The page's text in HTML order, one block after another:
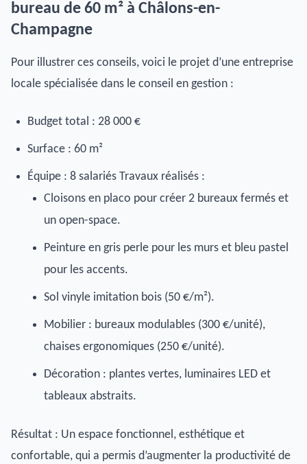
bureau de 60 m² à Châlons-en-
Champagne
Pour illustrer ces conseils, voici le projet d’une entreprise
locale spécialisée dans le conseil en gestion :
Budget total : 28 000 €
Surface : 60 m²
Équipe : 8 salariés Travaux réalisés :
Cloisons en placo pour créer 2 bureaux fermés et
un open-space.
Peinture en gris perle pour les murs et bleu pastel
pour les accents.
Sol vinyle imitation bois (50 €/m²).
Mobilier : bureaux modulables (300 €/unité),
chaises ergonomiques (250 €/unité).
Décoration : plantes vertes, luminaires LED et
tableaux abstraits.
Résultat : Un espace fonctionnel, esthétique et
confortable, qui a permis d’augmenter la productivité de